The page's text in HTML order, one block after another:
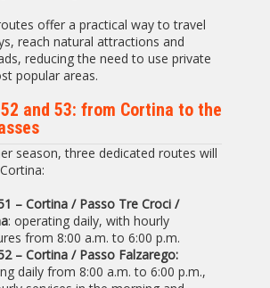
offer a practical way to travel
reach natural attractions and
reducing the need to use private
popular areas.
and 53: from Cortina to the
season, three dedicated routes will
– Cortina / Passo Tre Croci /
: operating daily, with hourly
from 8:00 a.m. to 6:00 p.m.
– Cortina / Passo Falzarego:
daily from 8:00 a.m. to 6:00 p.m.,